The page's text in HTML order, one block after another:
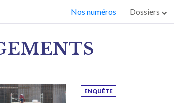
Nos numéros Dossiers
ENQUÊTE